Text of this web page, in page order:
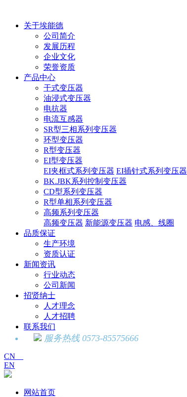
关于埃能德
公司简介
发展历程
企业文化
荣誉资质
产品中心
干式变压器
油浸式变压器
电抗器
电流互感器
SR型三相系列变压器
环型变压器
R型变压器
EI型变压器
EI夹框式系列变压器 EI插针式系列变压器
BK.JBK系列控制变压器
CD型系列变压器
R型单相系列变压器
高频系列变压器
高频变压器 新能源变压器 电感、线圈
品质保证
生产环境
资质认证
新闻资讯
行业动态
公司新闻
招贤纳士
人才理念
人才招聘
联系我们
服务热线 0573-85575666
CN
EN
网站首页